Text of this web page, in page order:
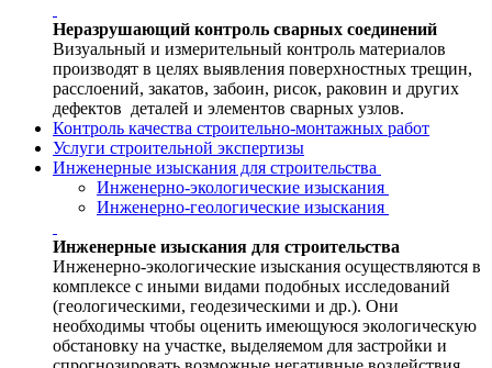
Неразрушающий контроль сварных соединений
Визуальный и измерительный контроль материалов
производят в целях выявления поверхностных трещин,
расслоений, закатов, забоин, рисок, раковин и других
дефектов деталей и элементов сварных узлов.
Контроль качества строительно-монтажных работ
Услуги строительной экспертизы
Инженерные изыскания для строительства
Инженерно-экологические изыскания
Инженерно-геологические изыскания
Инженерные изыскания для строительства
Инженерно-экологические изыскания осуществляются в
комплексе с иными видами подобных исследований
(геологическими, геодезическими и др.). Они
необходимы чтобы оценить имеющуюся экологическую
обстановку на участке, выделяемом для застройки и